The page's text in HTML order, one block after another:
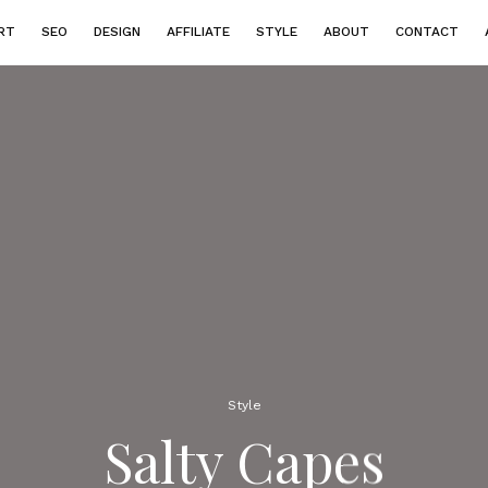
SEO DESIGN AFFILIATE STYLE ABOUT CONTACT
Style
Salty Capes